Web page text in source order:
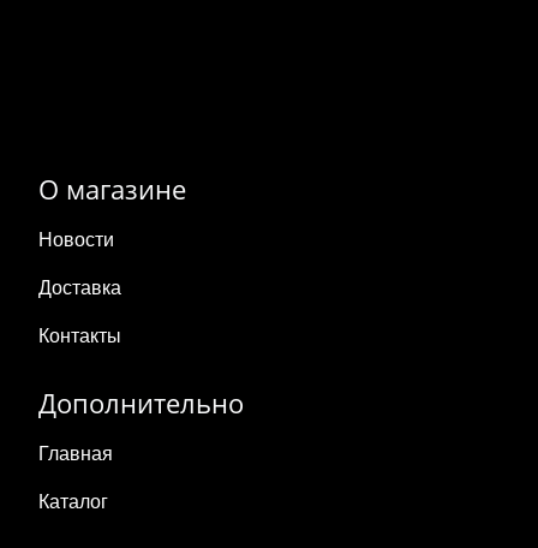
О магазине
Новости
Доставка
Контакты
Дополнительно
Главная
Каталог